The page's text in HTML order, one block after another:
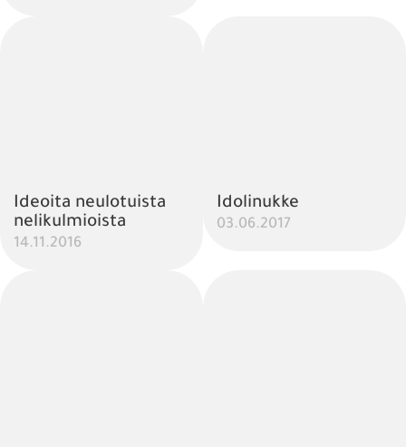
Ideoita neulotuista
nelikulmioista
14.11.2016
Idolinukke
03.06.2017